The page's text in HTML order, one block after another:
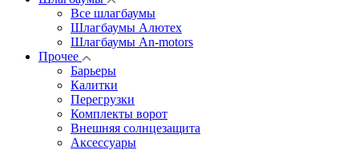
Все шлагбаумы
Шлагбаумы Алютех
Шлагбаумы An-motors
Прочее
Барьеры
Калитки
Перегрузки
Комплекты ворот
Внешняя солнцезащита
Аксессуары